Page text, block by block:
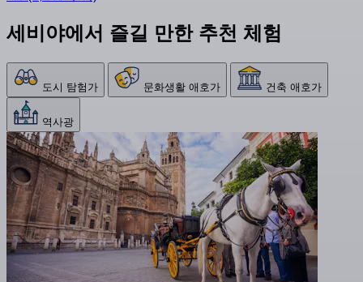
세비야에서 즐길 만한 추천 체험
도시 탐험가 문화생활 애호가 건축 애호가
역사광